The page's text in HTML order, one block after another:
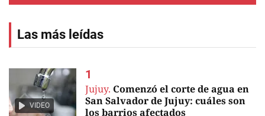
Las más leídas
VIDEO
Jujuy. Comenzó el corte de agua en
San Salvador de Jujuy: cuáles son
los barrios afectados